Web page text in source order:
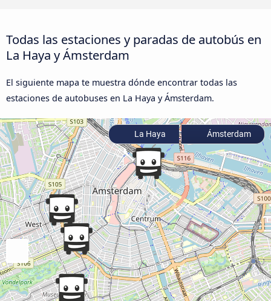
Todas las estaciones y paradas de autobús en
La Haya y Ámsterdam
El siguiente mapa te muestra dónde encontrar todas las
estaciones de autobuses en La Haya y Ámsterdam.
La Haya Ámsterdam